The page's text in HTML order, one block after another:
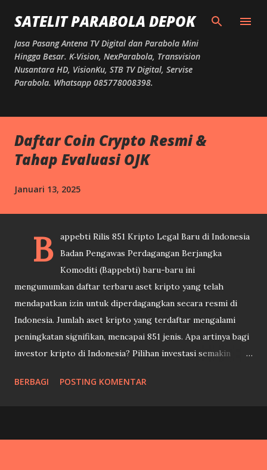
Langsung ke konten utama
SATELIT PARABOLA DEPOK
Jasa Pasang Antena TV Digital dan Parabola Mini
Hingga Besar. K-Vision, NexParabola, Transvision
Nusantara HD, VisionKu, STB TV Digital, Servise
Parabola. Whatsapp 085778008398.
Daftar Coin Crypto Resmi &
Tahap Evaluasi OJK
Januari 13, 2025
B
appebti Rilis 851 Kripto Legal Baru di Indonesia
Badan Pengawas Perdagangan Berjangka
Komoditi (Bappebti) baru-baru ini
mengumumkan daftar terbaru aset kripto yang telah
mendapatkan izin untuk diperdagangkan secara resmi di
Indonesia. Jumlah aset kripto yang terdaftar mengalami
peningkatan signifikan, mencapai 851 jenis. Apa artinya bagi
investor kripto di Indonesia? Pilihan investasi semakin
legal, investor kini memiliki lebih banyak pilihan untuk
BERBAGI POSTING KOMENTAR